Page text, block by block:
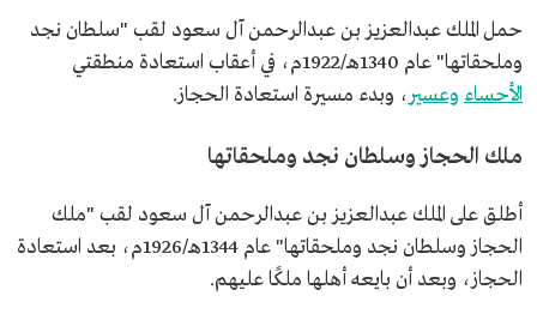
حمل الملك عبدالعزيز بن عبدالرحمن آل سعود لقب "سلطان نجد
وملحقاتها" عام 1340هـ/1922م، في أعقاب استعادة منطقتي
الأحساء وعسير، وبدء مسيرة استعادة الحجاز.
ملك الحجاز وسلطان نجد وملحقاتها
أطلق على الملك عبدالعزيز بن عبدالرحمن آل سعود لقب "ملك
الحجاز وسلطان نجد وملحقاتها" عام 1344هـ/1926م، بعد استعادة
الحجاز، وبعد أن بايعه أهلها ملكًا عليهم.